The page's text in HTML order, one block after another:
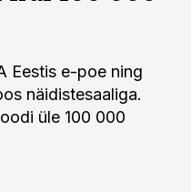
Eestis e-poe ning
näidistesaaliga.
üle 100 000